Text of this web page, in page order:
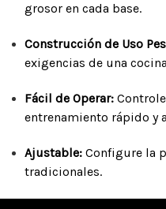
grosor en cada base.
Construcción de Uso
exigencias de una
Fácil de Operar:
entrenamiento rápido y
Ajustable: Configure la
tradicionales.